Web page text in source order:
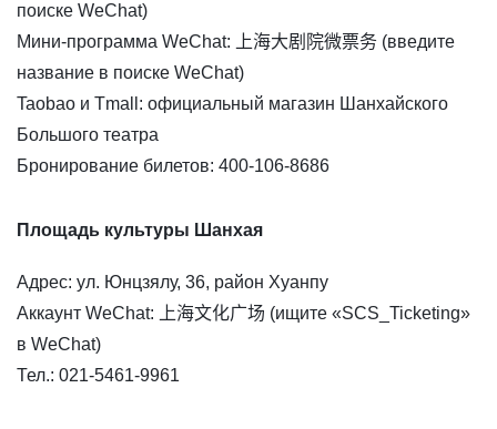
поиске WeChat)
Мини-программа WeChat: 上海大剧院微票务 (введите
название в поиске WeChat)
Taobao и Tmall: официальный магазин Шанхайского
Большого театра
Бронирование билетов: 400-106-8686
Площадь культуры Шанхая
Адрес: ул. Юнцзялу, 36, район Хуанпу
Аккаунт WeChat: 上海文化广场 (ищите «SCS_Ticketing»
в WeChat)
Тел.: 021-5461-9961